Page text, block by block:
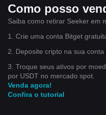
Como posso
Saiba como retirar Seeker em
1. Crie uma conta Bitget
2. Deposite cripto na sua conta
3. Troque seus ativos por
por USDT no mercado spot.
Venda agora!
Confira o tutorial